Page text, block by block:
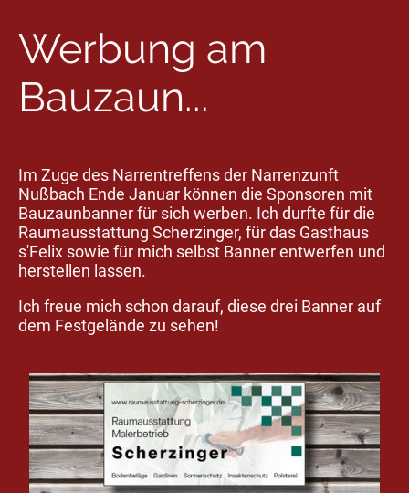
Werbung am
Bauzaun...
Im Zuge des Narrentreffens der Narrenzunft
Nußbach Ende Januar können die Sponsoren mit
Bauzaunbanner für sich werben. Ich durfte für die
Raumausstattung Scherzinger, für das Gasthaus
s'Felix sowie für mich selbst Banner entwerfen und
herstellen lassen.
Ich freue mich schon darauf, diese drei Banner auf
dem Festgelände zu sehen!